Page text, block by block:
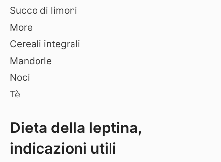
Succo di limoni
More
Cereali integrali
Mandorle
Noci
Tè
Dieta della leptina,
indicazioni utili